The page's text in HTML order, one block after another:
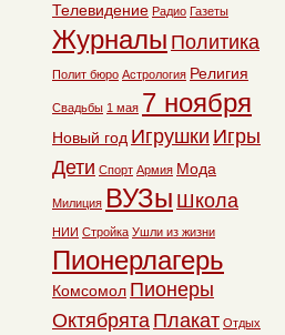
Телевидение Радио Газеты
Журналы Политика
Полит бюро Астрология Религия
Свадьбы 1 мая 7 ноября
Новый год Игрушки Игры
Дети Спорт Армия Мода
Милиция ВУЗы Школа
НИИ Стройка Ушли из жизни
Пионерлагерь
Комсомол Пионеры
Октябрята Плакат Отдых